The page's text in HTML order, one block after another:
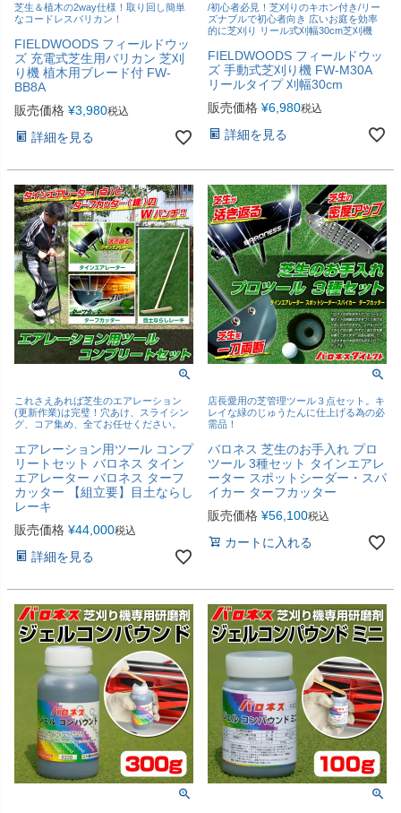
芝生＆植木の2way仕様！取り回し簡単
なコードレスバリカン！
FIELDWOODS フィールドウッ
ズ 充電式芝生用バリカン 芝刈
り機 植木用ブレード付 FW-
BB8A
販売価格 ¥3,980税込
詳細を見る
/初心者必見！芝刈りのキホン付き/リー
ズナブルで初心者向き 広いお庭を効率
的に芝刈り リール式刈幅30cm芝刈機
FIELDWOODS フィールドウッ
ズ 手動式芝刈り機 FW-M30A
リールタイプ 刈幅30cm
販売価格 ¥6,980税込
詳細を見る
これさえあれば芝生のエアレーション
(更新作業)は完璧！穴あけ、スライシン
グ、コア集め、全てお任せください。
エアレーション用ツール コンプ
リートセット バロネス タイン
エアレーター バロネス ターフ
カッター 【組立要】目土ならし
レーキ
販売価格 ¥44,000税込
詳細を見る
店長愛用の芝管理ツール３点セット。キ
レイな緑のじゅうたんに仕上げる為の必
需品！
バロネス 芝生のお手入れ プロ
ツール 3種セット タインエアレ
ーター スポットシーダー・スパ
イカー ターフカッター
販売価格 ¥56,100税込
カートに入れる